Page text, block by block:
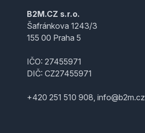
B2M.CZ s.r.o.
Šafránkova 1243/3
155 00 Praha 5
IČO: 27455971
DIČ: CZ27455971
+420 251 510 908, info@b2m.cz